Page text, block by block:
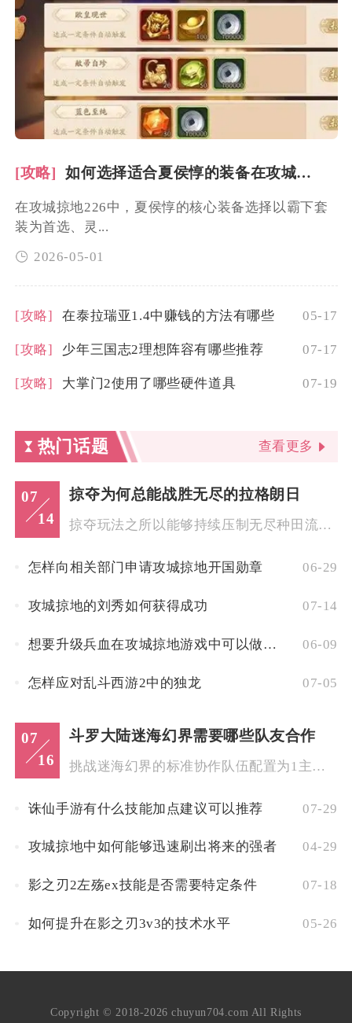
[攻略] 如何选择适合夏侯惇的装备在攻城掠地226中
在攻城掠地226中，夏侯惇的核心装备选择以霸下套
装为首选、灵...
2026-05-01
[攻略] 在泰拉瑞亚1.4中赚钱的方法有哪些 05-17
[攻略] 少年三国志2理想阵容有哪些推荐 07-17
[攻略] 大掌门2使用了哪些硬件道具 07-19
热门话题 查看更多
07
14
掠夺为何总能战胜无尽的拉格朗日
掠夺玩法之所以能够持续压制无尽种田流，核心在于资源获取逻辑、...
怎样向相关部门申请攻城掠地开国勋章 06-29
攻城掠地的刘秀如何获得成功 07-14
想要升级兵血在攻城掠地游戏中可以做些什么 06-09
怎样应对乱斗西游2中的独龙 07-05
07
16
斗罗大陆迷海幻界需要哪些队友合作
挑战迷海幻界的标准协作队伍配置为1主控制输出、1防御坦、双功...
诛仙手游有什么技能加点建议可以推荐 07-29
攻城掠地中如何能够迅速刷出将来的强者 04-29
影之刃2左殇ex技能是否需要特定条件 07-18
如何提升在影之刃3v3的技术水平 05-26
Copyright © 2018-2026 chuyun704.com All Rights